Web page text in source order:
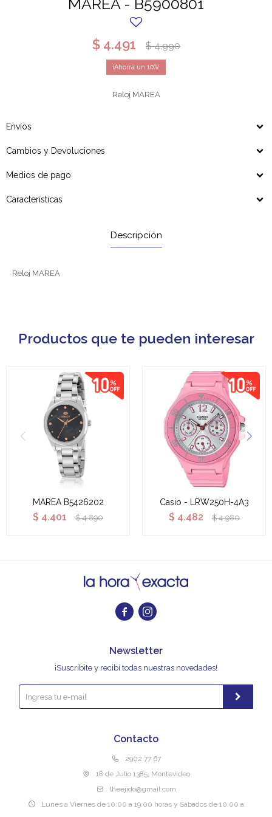
MAREA - B5900801
$ 4.491 $ 4.990
10
Reloj MAREA
Envíos
Cambios y Devoluciones
Medios de pago
Características
Descripción
Reloj MAREA
Productos que te pueden interesar
MAREA B5426202
$ 4.401 $ 4.890
Casio - LRW250H-4A3
$ 4.482 $ 4.980
 
Contacto
2902 77 67
18 de Julio 1385, Montevideo
lheejido@gmail.com
Lunes a Viernes de 10:00 a 19:00 horas y Sábados de 10:00 a
Newsletter
¡Suscribite y recibí todas nuestras novedades!